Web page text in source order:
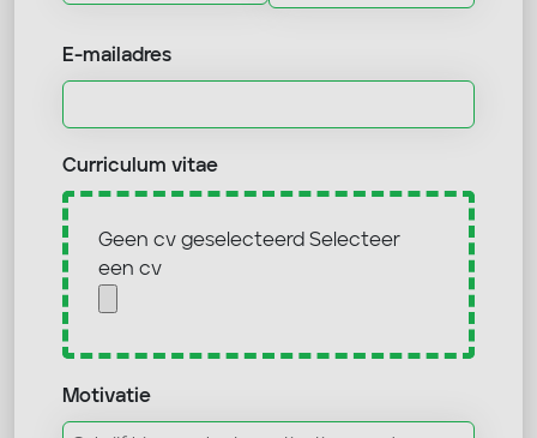
E-mailadres
Curriculum vitae
Geen cv geselecteerd Selecteer
een cv
Motivatie